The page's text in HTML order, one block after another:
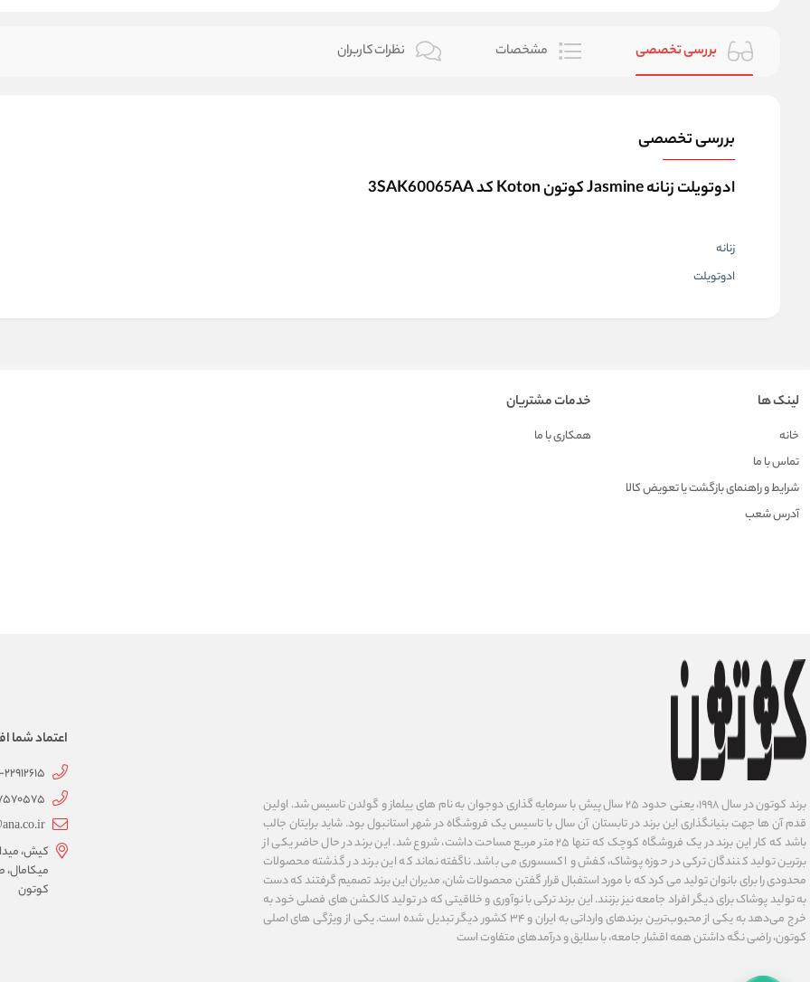
بررسی تخصصی مشخصات نظرات کاربران
بررسی تخصصی
ادوتویلت زنانه Jasmine کوتون Koton کد 3SAK60065AA
زنانه
ادوتویلت
لینک ها
خانه
تماس با ما
شرایط و راهنمای بازگشت یا تعویض کالا
آدرس شعب
خدمات مشتریان
همکاری با ما
برند کوتون در سال ۱۹۹۸، یعنی حدود ۲۵ سال پیش با سرمایه گذاری دوجوان به نام های ییلماز و گولدن تاسیس شد. اولین
قدم آن ها جهت بنیانگذاری این برند در تابستان آن سال با تاسیس یک فروشگاه در شهر استانبول بود. شاید برایتان جالب
باشد که کار این برند در یک فروشگاه کوچک که تنها ۲۵ متر مربع مساحت داشت، شروع شد. این برند در حال حاضر یکی از
برترین تولید کنندگان ترکی در حوزه پوشاک، کفش و اکسسوری می باشد. ناگفته نماند که این برند در گذشته محصولات
محدودی را برای بانوان تولید می کرد که با مورد استفبال قرار گفتن محصولات شان، مدیران این برند تصمیم گرفتند که دست
به تولید پوشاک برای دیگر افراد جامعه نیز بزنند. این برند ترکی با نوآوری ‌و خلاقیتی که در تولید کالکشن های فصلی خود به
خرج می‌دهد به یکی از محبوب‌ترین برندهای وارداتی به ایران و ۳۴ کشور دیگر تبدیل شده‌ است. یکی از ویژگی های اصلی
کوتون، راضی نگه داشتن همه اقشار جامعه، با سلایق و درآمدهای متفاوت است
اعتماد شما
22912615
کیش،
کوتون